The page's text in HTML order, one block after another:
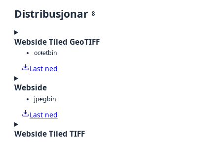
Distribusjonar 8
Webside Tiled GeoTIFF
octetbin
Last ned
Webside
jpegbin
Last ned
Webside Tiled TIFF